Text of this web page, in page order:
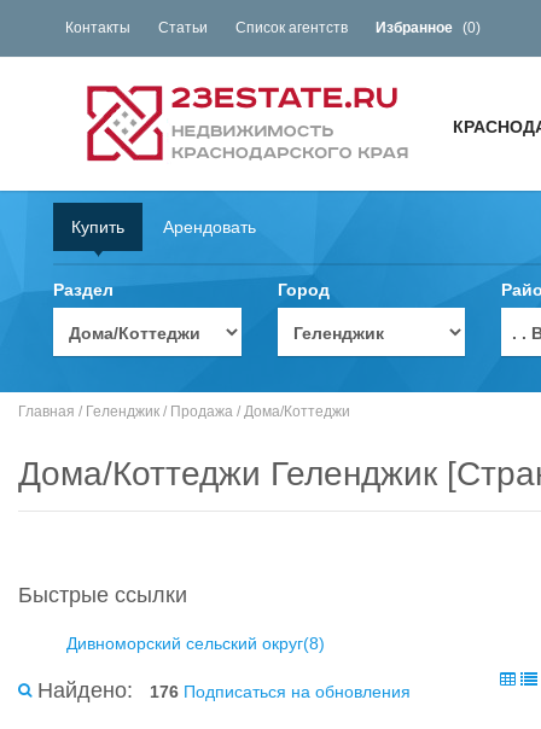
Контакты Статьи Список агентств Избранное (0)
Купить Арендовать
Раздел Город
. .
Главная / Геленджик / Продажа / Дома/Коттеджи
Дома/Коттеджи Геленджик
Быстрые ссылки
Дивноморский сельский округ(8)
Найдено: 176 Подписаться на обновления